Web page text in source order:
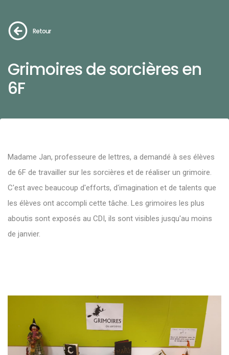
Retour
Grimoires de sorcières en
6F
Madame Jan, professeure de lettres, a demandé à ses élèves
de 6F de travailler sur les sorcières et de réaliser un grimoire.
C'est avec beaucoup d'efforts, d'imagination et de talents que
les élèves ont accompli cette tâche. Les grimoires les plus
aboutis sont exposés au CDI, ils sont visibles jusqu'au moins
de janvier.